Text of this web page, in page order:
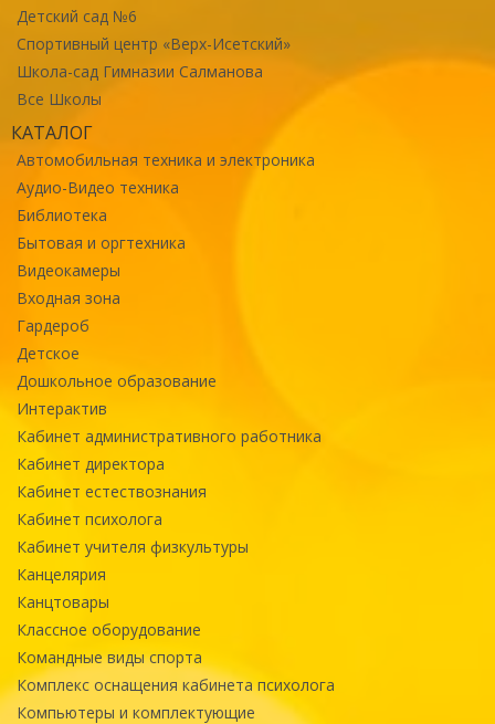
Детский сад №6
Спортивный центр «Верх-Исетский»
Школа-сад Гимназии Салманова
Все Школы
КАТАЛОГ
Автомобильная техника и электроника
Аудио-Видео техника
Библиотека
Бытовая и оргтехника
Видеокамеры
Входная зона
Гардероб
Детское
Дошкольное образование
Интерактив
Кабинет административного работника
Кабинет директора
Кабинет естествознания
Кабинет психолога
Кабинет учителя физкультуры
Канцелярия
Канцтовары
Классное оборудование
Командные виды спорта
Комплекс оснащения кабинета психолога
Компьютеры и комплектующие